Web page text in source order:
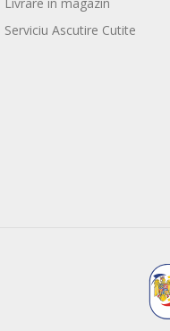
Serviciu Ascutire Cutite